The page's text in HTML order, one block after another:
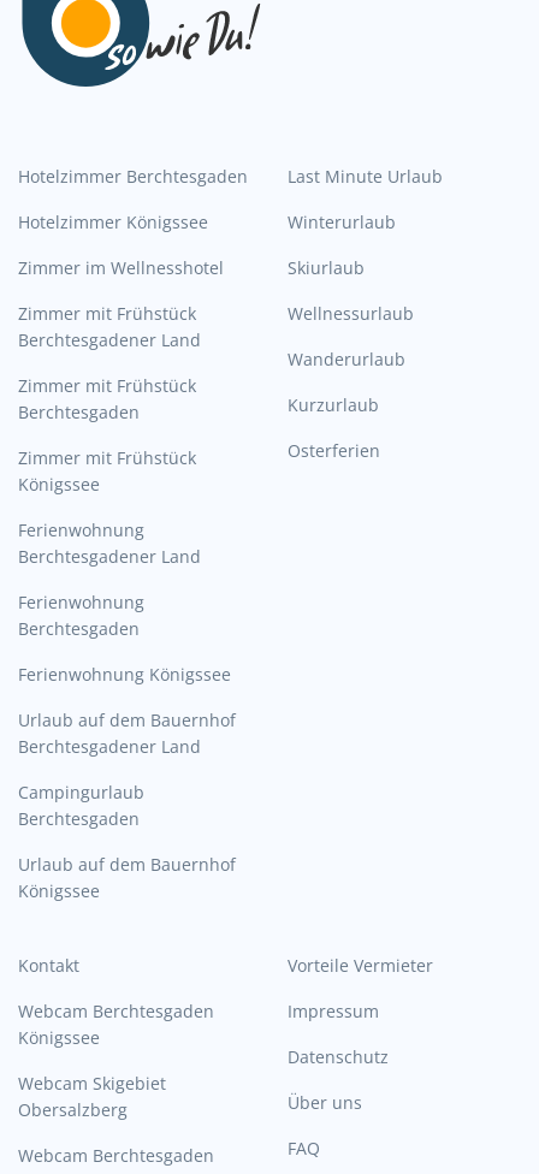
Hotelzimmer Berchtesgaden
Hotelzimmer Königssee
Zimmer im Wellnesshotel
Zimmer mit Frühstück
Berchtesgadener Land
Zimmer mit Frühstück
Berchtesgaden
Zimmer mit Frühstück
Königssee
Ferienwohnung
Berchtesgadener Land
Ferienwohnung
Berchtesgaden
Ferienwohnung Königssee
Urlaub auf dem Bauernhof
Berchtesgadener Land
Campingurlaub
Berchtesgaden
Urlaub auf dem Bauernhof
Königssee
Last Minute Urlaub
Winterurlaub
Skiurlaub
Wellnessurlaub
Wanderurlaub
Kurzurlaub
Osterferien
Kontakt
Webcam Berchtesgaden
Königssee
Webcam Skigebiet
Obersalzberg
Webcam Berchtesgaden
Vorteile Vermieter
Impressum
Datenschutz
Über uns
FAQ